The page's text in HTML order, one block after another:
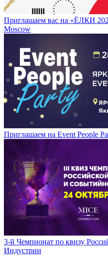
Приглашаем вас на «ЁЛКИ
Moscow
Приглашаем на Event People
3-й Чемпионат по квизу
Индустрии